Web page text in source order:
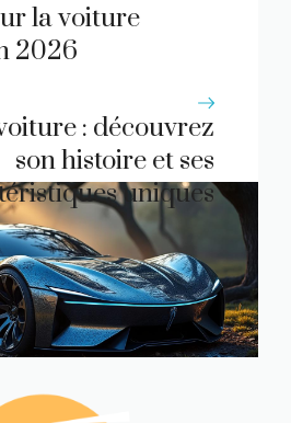
la voiture
2026
: découvrez
son histoire et ses
uniques